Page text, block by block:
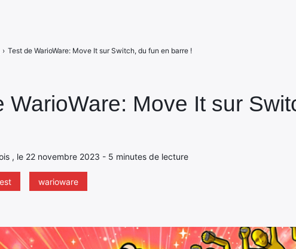
WarioWare: Move It sur
, le 22 novembre 2023 - 5 minutes de lecture
warioware
› Test de WarioWare: Move It sur Switch, du fun en barre !